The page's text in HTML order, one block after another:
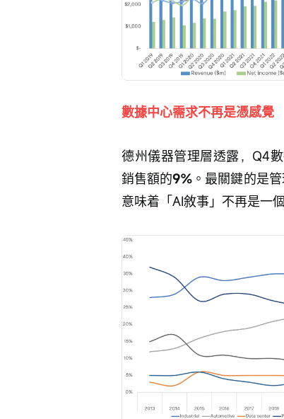
數據中心需求不再是憑感覺
德州儀器管理層透露，Q4
銷售額的9% 。最關鍵的是
意味着「AI敘事」不再是一